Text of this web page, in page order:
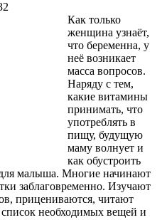
Как только
женщина узнаёт,
что беременна, у
неё возникает
масса вопросов.
Наряду с тем,
какие витамины
принимать, что
употреблять в
пищу, будущую
маму волнует и
как обустроить
малыша. Многие начинают
заблаговременно. Изучают
прицениваются, читают
необходимых вещей и